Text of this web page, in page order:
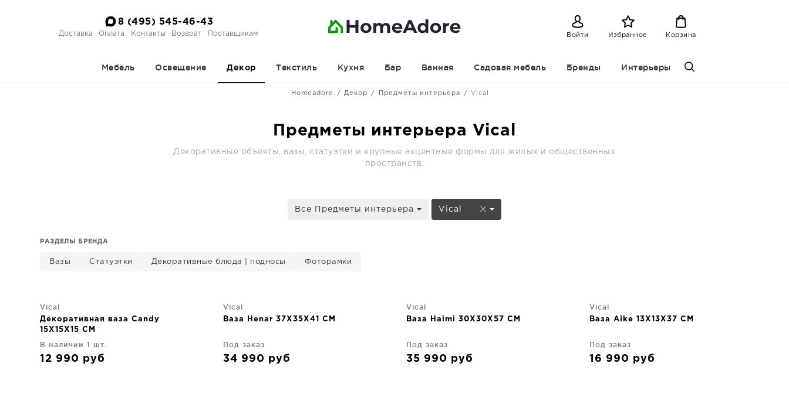
8 (495) 545-46-43
Доставка Оплата Контакты Возврат Поставщикам Войти Избранное Корзина
Мебель Освещение Декор Текстиль Кухня Бар Ванная Садовая мебель Бренды Интерьеры
Homeadore Декор Предметы интерьера Vical
Предметы интерьера Vical
Декоративные объекты, вазы, статуэтки и крупные акцентные формы для жилых и общественных
пространств.
Все Предметы интерьера Vical
РАЗДЕЛЫ БРЕНДА
Вазы Статуэтки Декоративные блюда | подносы Фоторамки
Vical
Декоративная ваза Candy
15X15X15 CM
В наличии 1 шт.
12 990 руб
Vical
Ваза Henar 37X35X41 CM
Под заказ
34 990 руб
Vical
Ваза Haimi 30X30X57 CM
Под заказ
35 990 руб
Vical
Ваза Aike 13X13X37 CM
Под заказ
16 990 руб